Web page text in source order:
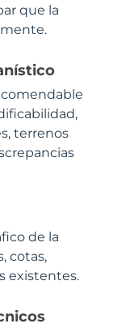
que la
terrenos
de la
cotas,
existentes.